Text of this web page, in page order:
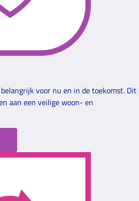
voor nu en in de toekomst. Dit
aan een veilige woon- en